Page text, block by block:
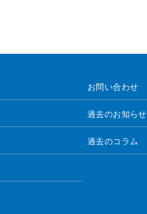
お問い合わせ
過去のお知らせ
過去のコラム